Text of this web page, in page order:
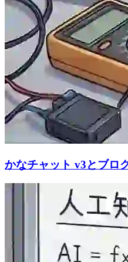
かなチャット v3とブロ